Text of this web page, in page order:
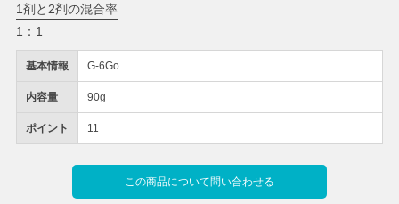
基本情報 G-6Go
内容量 90g
ポイント 11
この商品について問い合わせる
1剤と2剤の混合率
1：1